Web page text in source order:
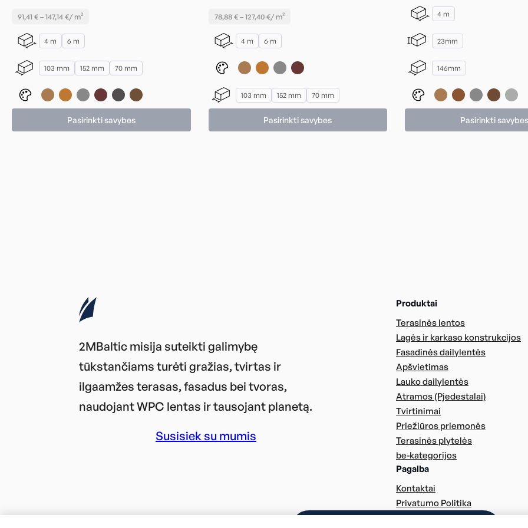
91,41 €–147,14€/ m²
4 m 6 m
103 mm 152 mm 70 mm
Pasirinkti savybes
32,50 €
78,88€–127,40€/ m²
4 m 6 m
103 mm 152 mm 70 mm
Pasirinkti savybes
4 m
23mm
146mm
Pasirinkti savybes
2MBaltic misija suteikti galimybę
tūkstančiams turėti gražias, tvirtas ir
ilgaamžes terasas, fasadus bei tvoras,
naudojant WPC lentas ir tausojant planetą.
Susisiek su mumis
Produktai
Terasinės lentos
Lagės ir karkaso konstrukcijos
Fasadinės dailylentės
Apšvietimas
Lauko dailylentės
Atramos (Pjedestalai)
Tvirtinimai
Priežiūros priemonės
Terasinės plytelės
be-kategorijos
Pagalba
Kontaktai
Privatumo Politika